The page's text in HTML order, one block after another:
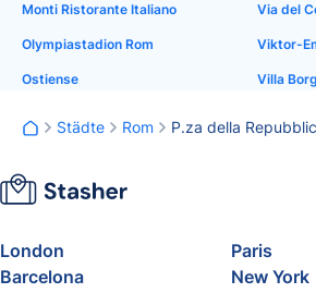
Monti Ristorante Italiano
Olympiastadion Rom
Ostiense
Via del
Viktor-
Villa
Städte Rom P.za della
London
Paris
Barcelona
New York